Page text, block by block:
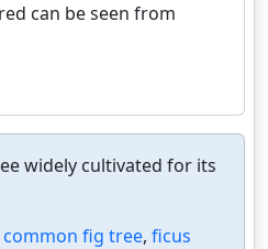
can be seen from
widely cultivated for its
common fig tree, ficus